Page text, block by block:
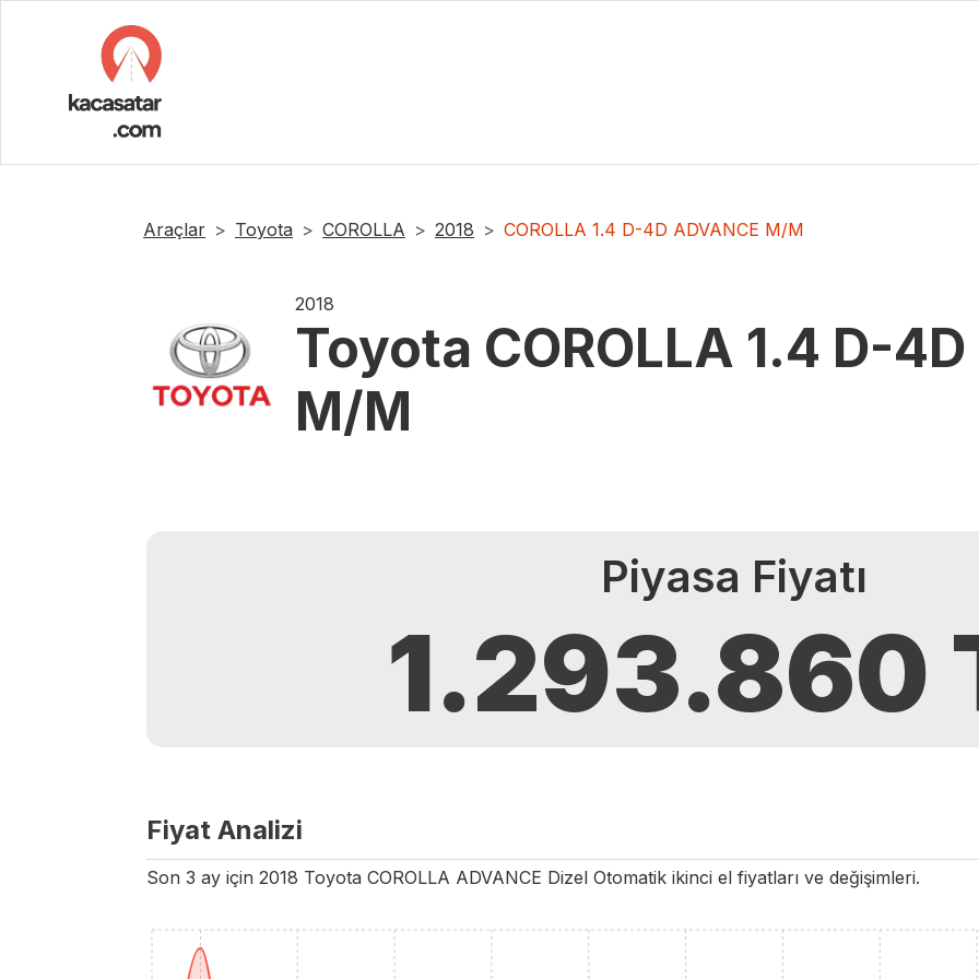
Araçlar Toyota COROLLA 2018 COROLLA 1.4 D-4D ADVANCE M/M
2018
Toyota COROLLA 1.4 D-
M/M
Piyasa Fiyatı
1.293.860
Fiyat Analizi
Son 3 ay için 2018 Toyota COROLLA ADVANCE Dizel Otomatik ikinci el fiyatları ve değişimleri.